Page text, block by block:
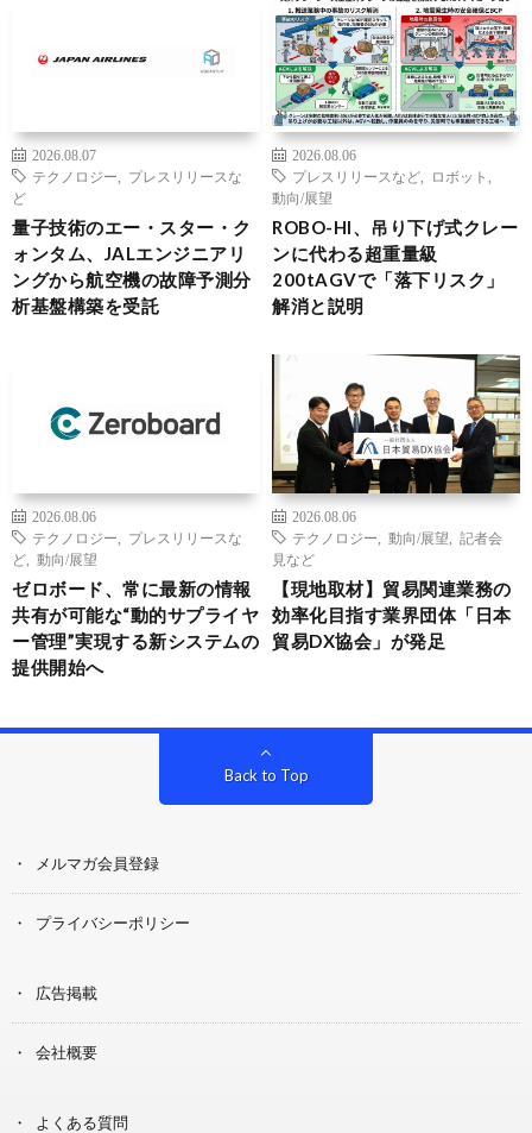
2026.08.07
テクノロジー
プレスリリースな
ど
量子技術のエー・スター・ク
ォンタム、JALエンジニアリ
ングから航空機の故障予測分
析基盤構築を受託
2026.08.06
プレスリリースなど
ロボット
動向/展望
ROBO-HI、吊り下げ式クレー
ンに代わる超重量級
200tAGVで「落下リスク」
解消と説明
2026.08.06
テクノロジー
プレスリリースな
ど
動向/展望
ゼロボード、常に最新の情報
共有が可能な“動的サプライヤ
ー管理”実現する新システムの
提供開始へ
2026.08.06
テクノロジー
動向/展望
記者会
見など
【現地取材】貿易関連業務の
効率化目指す業界団体「日本
貿易DX協会」が発足
Back to Top
メルマガ会員登録
プライバシーポリシー
広告掲載
会社概要
よくある質問